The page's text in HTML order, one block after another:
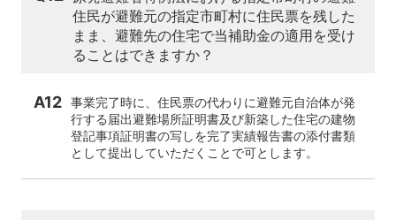
住民が避難元の指定市町村に住民票を残した
まま、避難先の住宅で当補助金の適用を受け
ることはできますか？
A12 事業完了時に、住民票の代わりに避難元自治体が発
行する届出避難場所証明書及び新築した住宅の建物
登記事項証明書の写しを完了実績報告書の添付書類
として提出していただくことで可とします。